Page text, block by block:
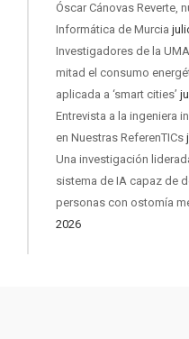
Óscar Cánovas Reverte,
Informática de Murcia
Investigadores de la
mitad el consumo
aplicada a ‘smart cities’
Entrevista a la ingeniera
en Nuestras ReferenTICs
Una investigación
sistema de IA capaz de
personas con ostomía
2026